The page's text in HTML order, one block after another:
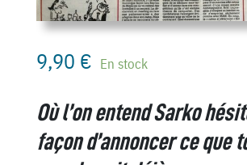
9,90 € En stock
Où l’on entend Sarko
façon d’annoncer ce que